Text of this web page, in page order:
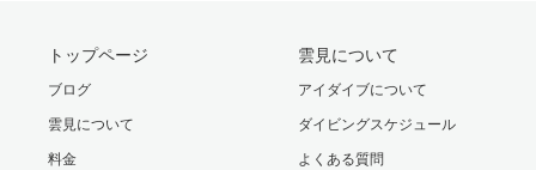
トップページ
ブログ
雲見について
料金
雲見について
アイダイブについて
ダイビングスケジュール
よくある質問